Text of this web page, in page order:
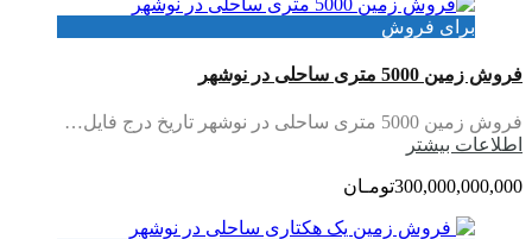
برای فروش
فروش زمین 5000 متری ساحلی در نوشهر
فروش زمین 5000 متری ساحلی در نوشهر تاریخ درج فایل…
اطلاعات بيشتر
300,000,000,000تومـان